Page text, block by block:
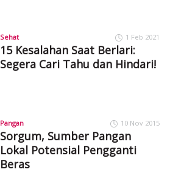
Sehat 1 Feb 2021
15 Kesalahan Saat Berlari:
Segera Cari Tahu dan Hindari!
Pangan 10 Nov 2015
Sorgum, Sumber Pangan
Lokal Potensial Pengganti
Beras